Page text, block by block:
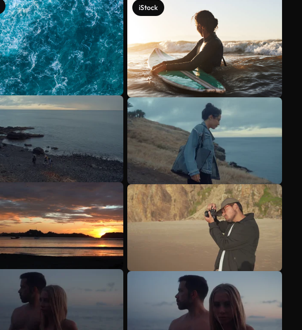
iStock
Ver más